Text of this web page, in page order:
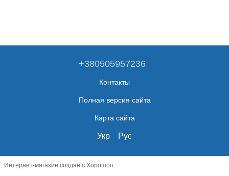
+380505957236
Контакты
Полная версия сайта
Карта сайта
Укр Рус
Интернет-магазин создан с Хорошоп